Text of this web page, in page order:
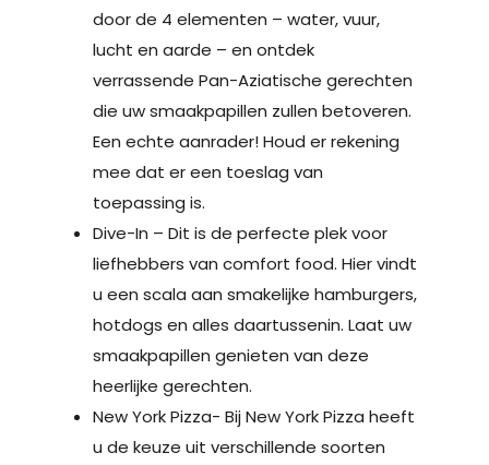
door de 4 elementen – water, vuur,
lucht en aarde – en ontdek
verrassende Pan-Aziatische gerechten
die uw smaakpapillen zullen betoveren.
Een echte aanrader! Houd er rekening
mee dat er een toeslag van
toepassing is.
Dive-In – Dit is de perfecte plek voor
liefhebbers van comfort food. Hier vindt
u een scala aan smakelijke hamburgers,
hotdogs en alles daartussenin. Laat uw
smaakpapillen genieten van deze
heerlijke gerechten.
New York Pizza- Bij New York Pizza heeft
u de keuze uit verschillende soorten